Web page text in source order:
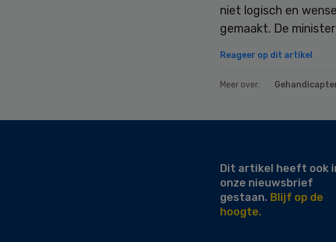
niet logisch en
gemaakt. De
Reageer op dit artikel
Meer over:
Secondary
Dit artikel heeft ook
onze nieuwsbrief
gestaan. Blijf op de
hoogte.